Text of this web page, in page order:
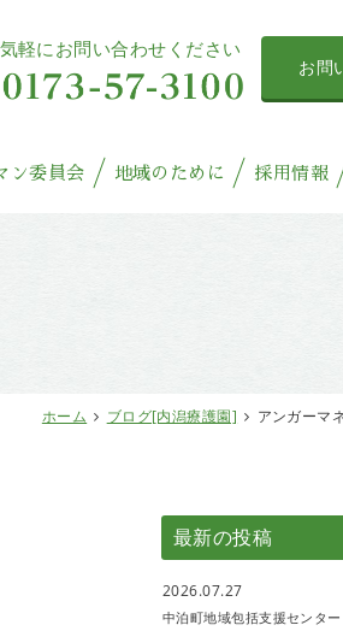
軽にお問い合わせください
お問
ン委員会 地域のために 採用情報
ホーム ブログ[内潟療護園] アンガーマ
最新の投稿
2026.07.27
中泊町地域包括支援センター